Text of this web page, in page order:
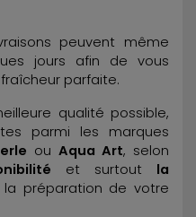
peuvent même
jours afin de vous
parfaite.
qualité possible,
parmi les marques
ou Aqua Art, selon
et surtout la
préparation de votre